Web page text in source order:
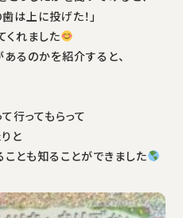
は上に投げた！」
くれました
るのかを紹介すると、
行ってもらって
と
とも知ることができました